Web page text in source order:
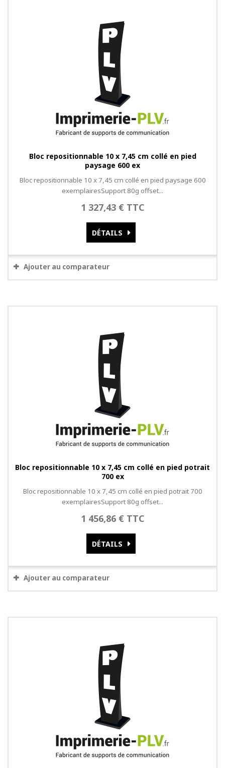
Bloc repositionnable 10 x 7,45 cm collé en pied
paysage 600 ex
Bloc repositionnable 10 x 7,45 cm collé en pied paysage 600
exemplairesSupport 80g offset...
1 327,43 € TTC
DÉTAILS
Ajouter au comparateur
Bloc repositionnable 10 x 7,45 cm collé en pied potrait
700 ex
Bloc repositionnable 10 x 7,45 cm collé en pied potrait 700
exemplairesSupport 80g offset...
1 456,86 € TTC
DÉTAILS
Ajouter au comparateur